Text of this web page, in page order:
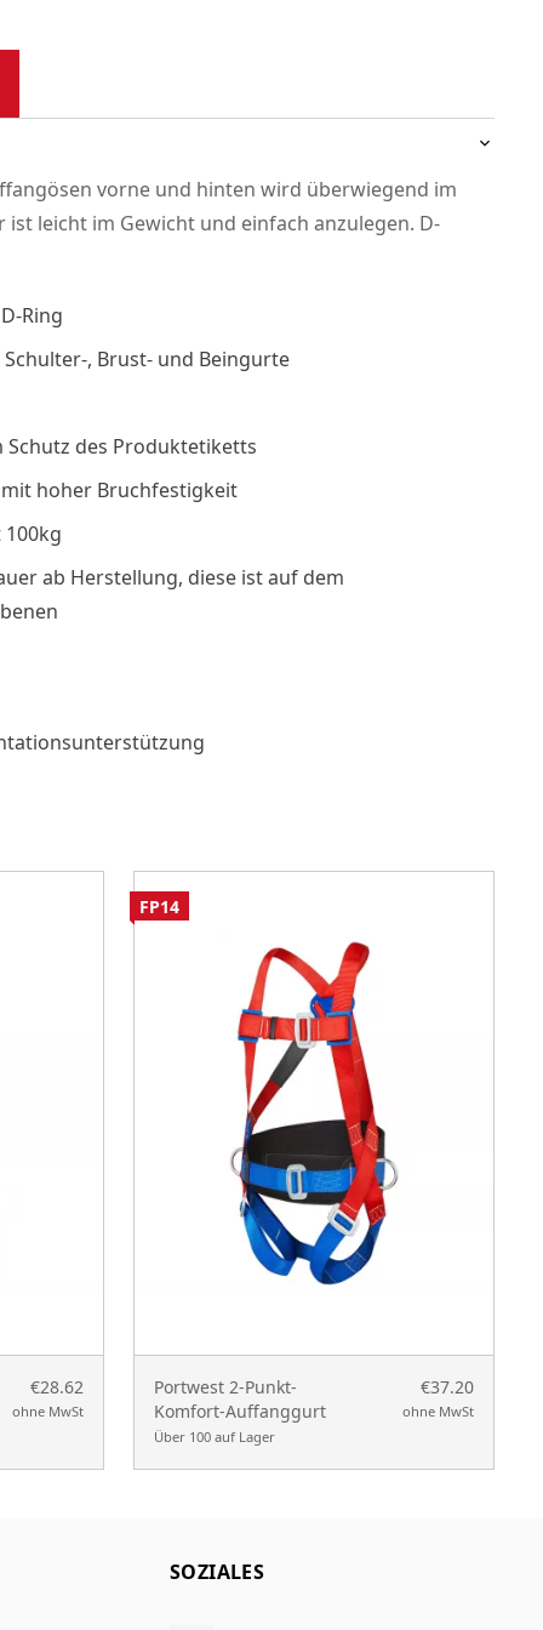
vorne und hinten wird überwiegend im
ist leicht im Gewicht und einfach anzulegen. D-
Ring
, Brust- und Beingurte
des Produktetiketts
hoher Bruchfestigkeit
100kg
ab Herstellung, diese ist auf dem
€28.62
ohne MwSt
Portwest 2-Punkt-
Komfort-Auffanggurt
Über 100 auf Lager
€37.20
ohne MwSt
FP14
SOZIALES